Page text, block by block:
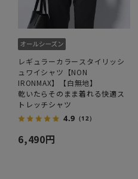
レギュラーカラースタイリッシ
ュワイシャツ【NON
IRONMAX】【白無地】
乾いたらそのまま着れる快適ス
トレッチシャツ
4.9 （12）
6,490円